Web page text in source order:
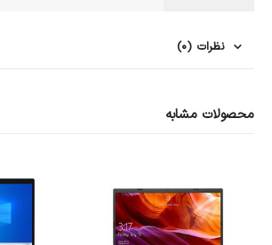
نظرات (0)
محصولات مشابه